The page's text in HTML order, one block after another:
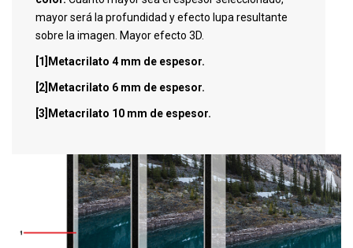
mayor será la profundidad y efecto lupa resultante
sobre la imagen. Mayor efecto 3D.
[1]Metacrilato 4 mm de espesor.
[2]Metacrilato 6 mm de espesor.
[3]Metacrilato 10 mm de espesor.